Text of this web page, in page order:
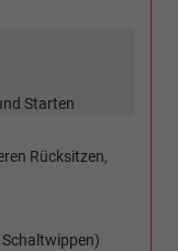
Starten
Rücksitzen,